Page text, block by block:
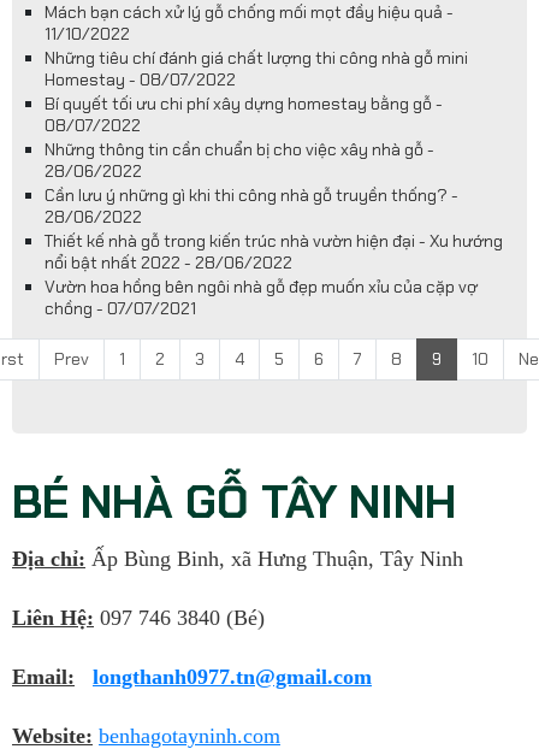
Mách bạn cách xử lý gỗ chống mối mọt đầy hiệu quả -
11/10/2022
Những tiêu chí đánh giá chất lượng thi công nhà gỗ mini
Homestay - 08/07/2022
Bí quyết tối ưu chi phí xây dựng homestay bằng gỗ -
08/07/2022
Những thông tin cần chuẩn bị cho việc xây nhà gỗ -
28/06/2022
Cần lưu ý những gì khi thi công nhà gỗ truyền thống? -
28/06/2022
Thiết kế nhà gỗ trong kiến trúc nhà vườn hiện đại - Xu hướng
nổi bật nhất 2022 - 28/06/2022
Vườn hoa hồng bên ngôi nhà gỗ đẹp muốn xỉu của cặp vợ
chồng - 07/07/2021
Prev 1 2 3 4 5 6 7 8 9 10
BÉ NHÀ GỖ TÂY NINH
Địa chỉ: Ấp Bùng Binh, xã Hưng Thuận, Tây Ninh
Liên Hệ: 097 746 3840 (Bé)
Email: longthanh0977.tn@gmail.com
Website: benhagotayninh.com